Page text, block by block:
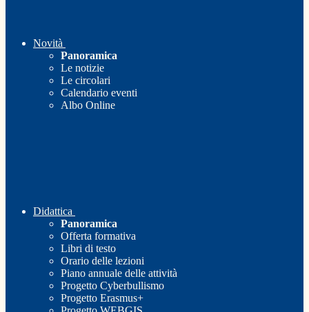
Novità
Panoramica
Le notizie
Le circolari
Calendario eventi
Albo Online
Didattica
Panoramica
Offerta formativa
Libri di testo
Orario delle lezioni
Piano annuale delle attività
Progetto Cyberbullismo
Progetto Erasmus+